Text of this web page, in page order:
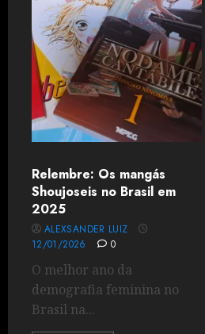
Relembre: Os mangás
Shoujoseis no Brasil em
2025
ALEXSANDER LUIZ
12/01/2026
0
O melhor ano da
demografia feminina no
Brasil na...